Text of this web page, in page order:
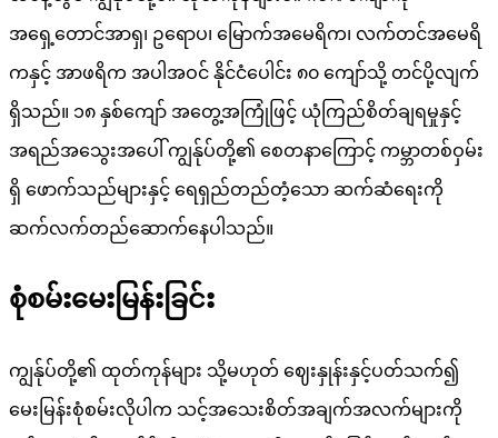
အရှေ့တောင်အာရှ၊ ဥရောပ၊ မြောက်အမေရိက၊ လက်တင်အမေရိ
ကနှင့် အာဖရိက အပါအဝင် နိုင်ငံပေါင်း ၈၀ ကျော်သို့ တင်ပို့လျက်
ရှိသည်။ ၁၈ နှစ်ကျော် အတွေ့အကြုံဖြင့် ယုံကြည်စိတ်ချရမှုနှင့်
အရည်အသွေးအပေါ် ကျွန်ုပ်တို့၏ စေတနာကြောင့် ကမ္ဘာတစ်ဝှမ်း
ရှိ ဖောက်သည်များနှင့် ရေရှည်တည်တံ့သော ဆက်ဆံရေးကို
ဆက်လက်တည်ဆောက်နေပါသည်။
စုံစမ်းမေးမြန်းခြင်း
ကျွန်ုပ်တို့၏ ထုတ်ကုန်များ သို့မဟုတ် ဈေးနှုန်းနှင့်ပတ်သက်၍
မေးမြန်းစုံစမ်းလိုပါက သင့်အသေးစိတ်အချက်အလက်များကို